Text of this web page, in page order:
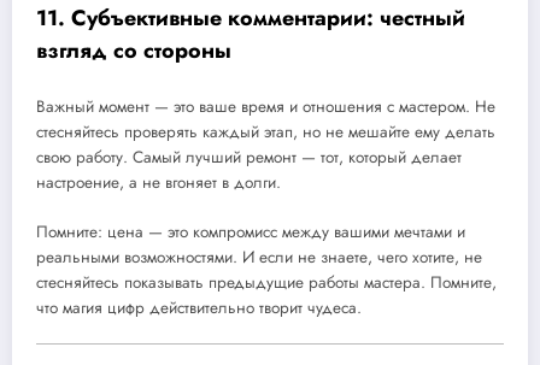
11. Субъективные комментарии: честный
взгляд со стороны
Важный момент — это ваше время и отношения с мастером. Не
стесняйтесь проверять каждый этап, но не мешайте ему делать
свою работу. Самый лучший ремонт — тот, который делает
настроение, а не вгоняет в долги.
Помните: цена — это компромисс между вашими мечтами и
реальными возможностями. И если не знаете, чего хотите, не
стесняйтесь показывать предыдущие работы мастера. Помните,
что магия цифр действительно творит чудеса.